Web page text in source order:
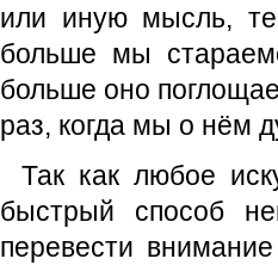
или иную мысль,
больше мы
больше оно
раз, когда мы о нём
Так как любое
быстрый способ
перевести